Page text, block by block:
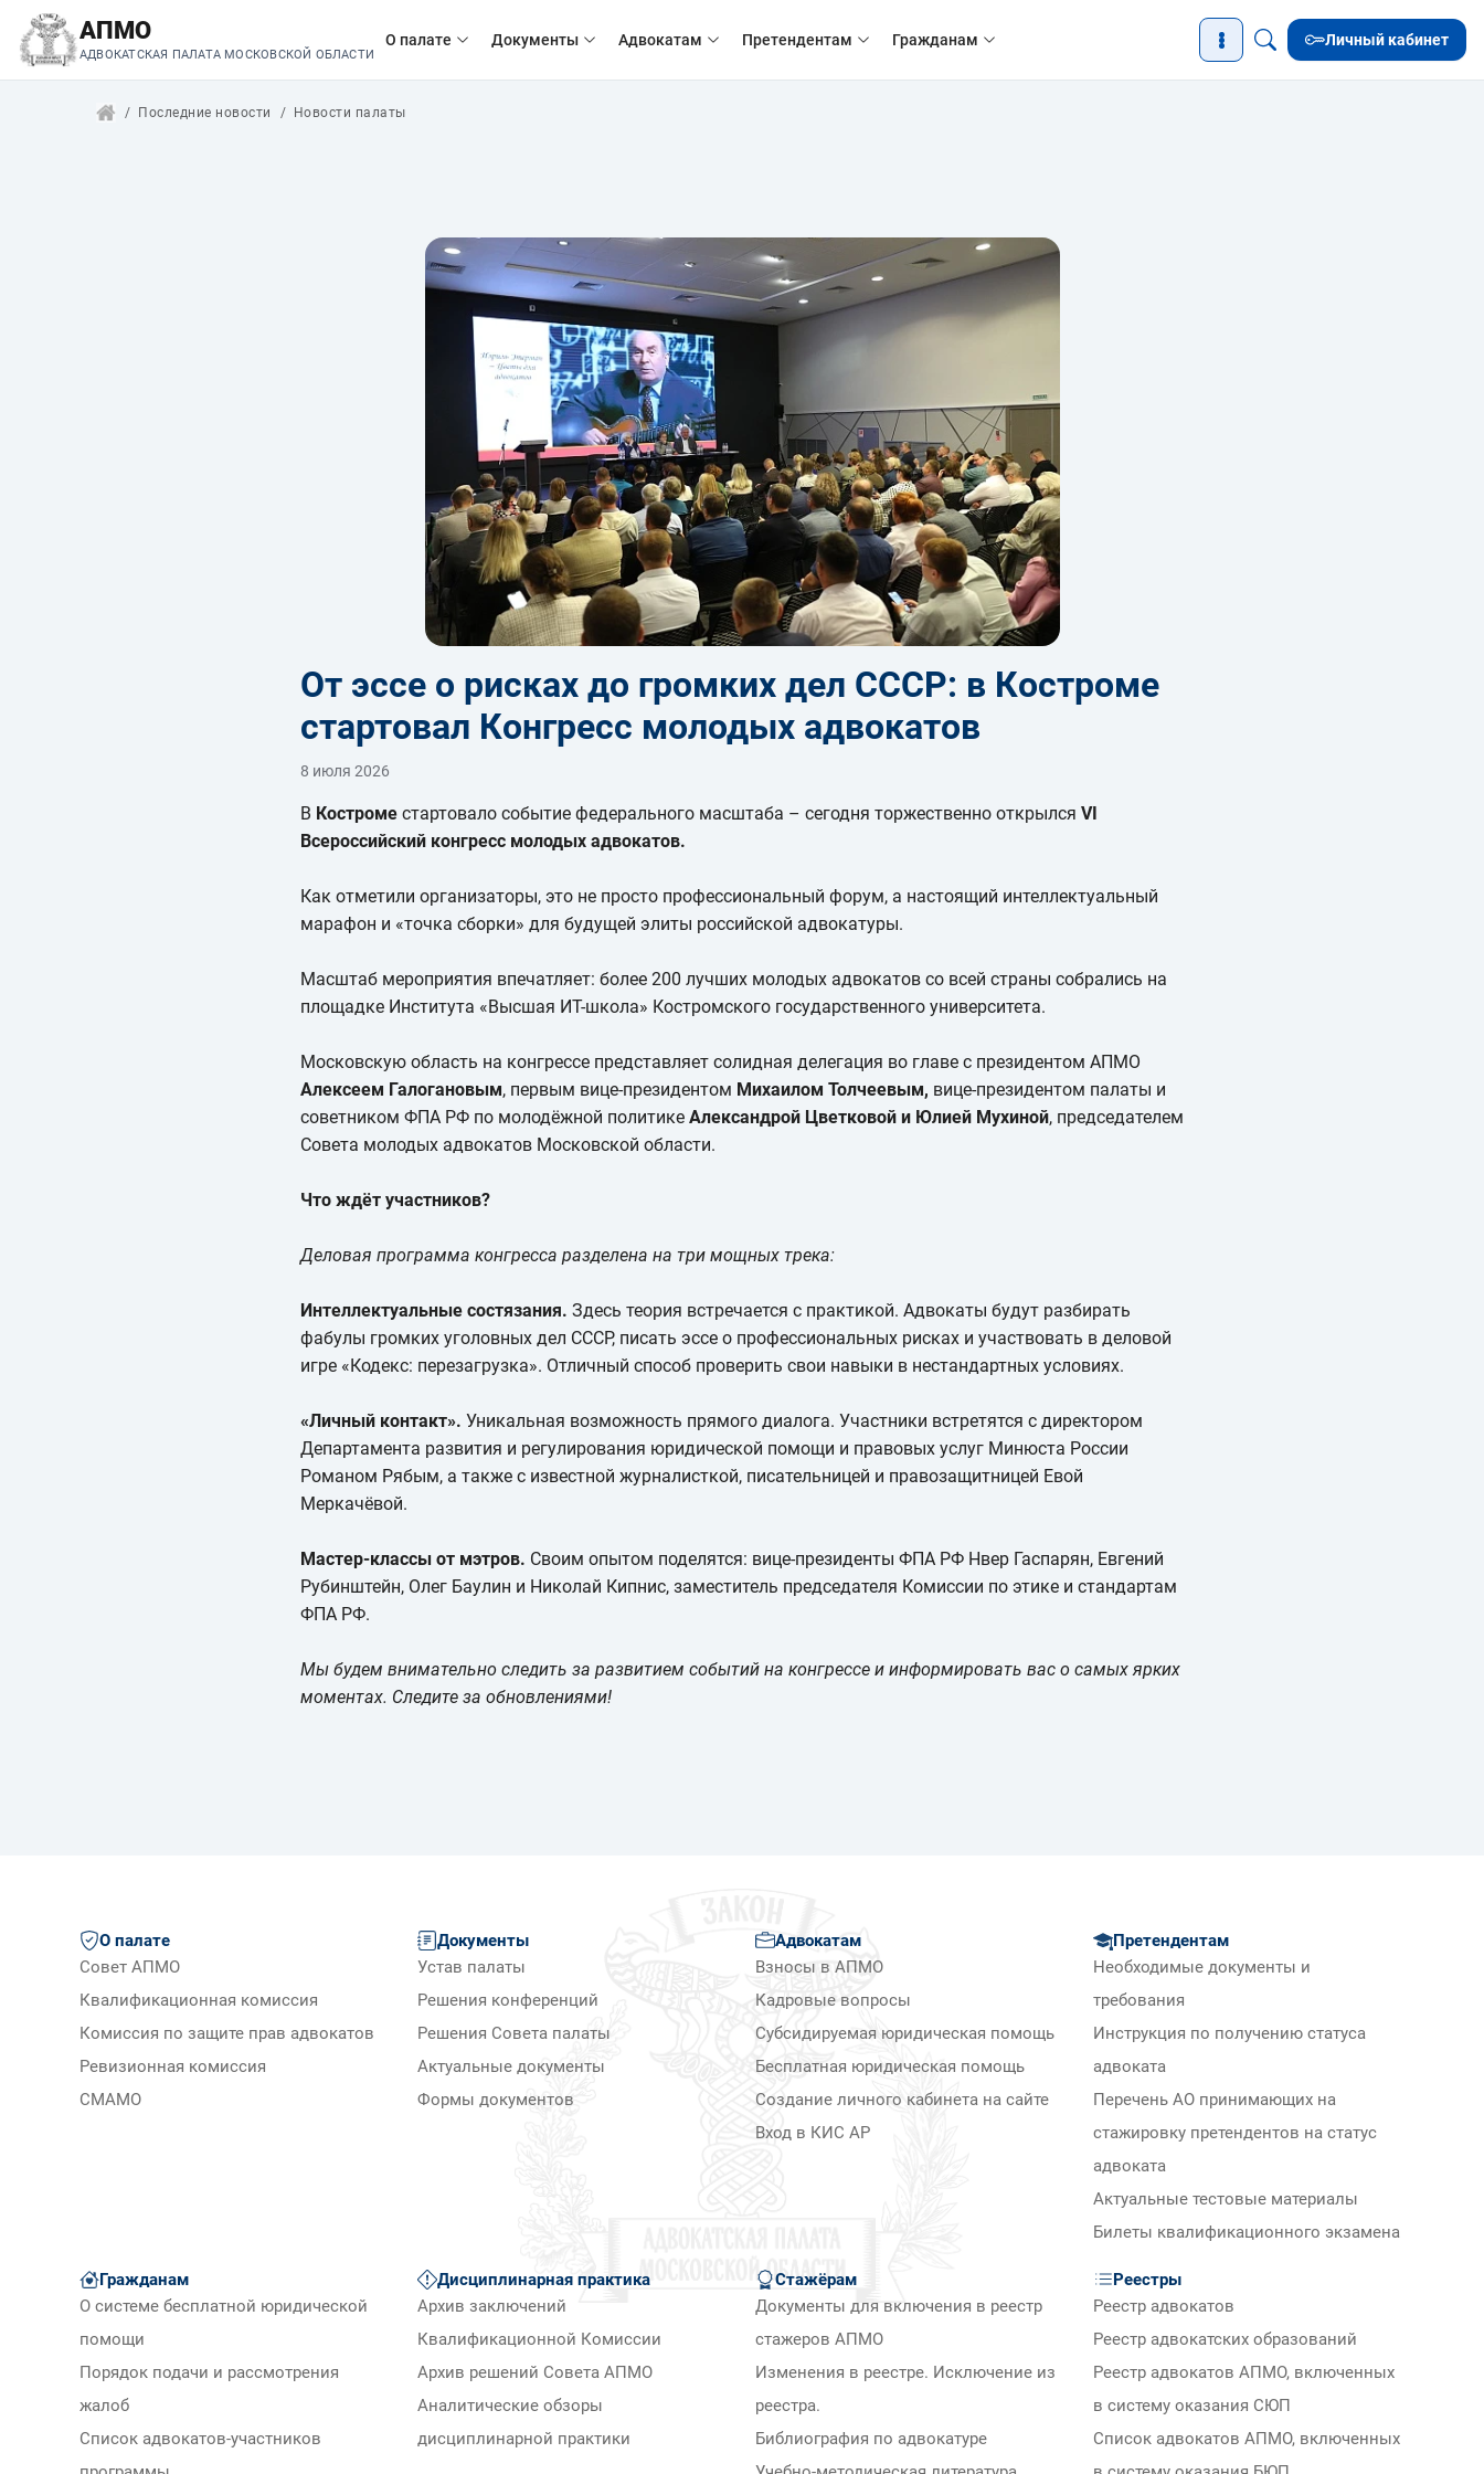
АПМО
АДВОКАТСКАЯ ПАЛАТА МОСКОВСКОЙ ОБЛАСТИ
О палате Документы Адвокатам Претендентам Гражданам Личный кабинет
Последние новости Новости палаты
От эссе о рисках до громких дел СССР: в Костроме
стартовал Конгресс молодых адвокатов
8 июля 2026
В Костроме стартовало событие федерального масштаба – сегодня торжественно открылся VI
Всероссийский конгресс молодых адвокатов.
Как отметили организаторы, это не просто профессиональный форум, а настоящий интеллектуальный
марафон и «точка сборки» для будущей элиты российской адвокатуры.
Масштаб мероприятия впечатляет: более 200 лучших молодых адвокатов со всей страны собрались на
площадке Института «Высшая ИТ-школа» Костромского государственного университета.
Московскую область на конгрессе представляет солидная делегация во главе с президентом АПМО
Алексеем Галогановым, первым вице-президентом Михаилом Толчеевым, вице-президентом палаты и
советником ФПА РФ по молодёжной политике Александрой Цветковой и Юлией Мухиной, председателем
Совета молодых адвокатов Московской области.
Что ждёт участников?
Деловая программа конгресса разделена на три мощных трека:
Интеллектуальные состязания. Здесь теория встречается с практикой. Адвокаты будут разбирать
фабулы громких уголовных дел СССР, писать эссе о профессиональных рисках и участвовать в деловой
игре «Кодекс: перезагрузка». Отличный способ проверить свои навыки в нестандартных условиях.
«Личный контакт». Уникальная возможность прямого диалога. Участники встретятся с директором
Департамента развития и регулирования юридической помощи и правовых услуг Минюста России
Романом Рябым, а также с известной журналисткой, писательницей и правозащитницей Евой
Меркачёвой.
Мастер-классы от мэтров. Своим опытом поделятся: вице-президенты ФПА РФ Нвер Гаспарян, Евгений
Рубинштейн, Олег Баулин и Николай Кипнис, заместитель председателя Комиссии по этике и стандартам
ФПА РФ.
Мы будем внимательно следить за развитием событий на конгрессе и информировать вас о самых ярких
моментах. Следите за обновлениями!
О палате
Совет АПМО
Квалификационная комиссия
Комиссия по защите прав адвокатов
Ревизионная комиссия
СМАМО
Документы
Устав палаты
Решения конференций
Решения Совета палаты
Актуальные документы
Формы документов
Адвокатам
Взносы в АПМО
Кадровые вопросы
Субсидируемая юридическая помощь
Бесплатная юридическая помощь
Создание личного кабинета на сайте
Вход в КИС АР
Претендентам
Необходимые документы и
требования
Инструкция по получению статуса
адвоката
Перечень АО принимающих на
стажировку претендентов на статус
адвоката
Актуальные тестовые материалы
Билеты квалификационного экзамена
Гражданам
О системе бесплатной юридической
помощи
Порядок подачи и рассмотрения
жалоб
Список адвокатов-участников
Дисциплинарная практика
Архив заключений
Квалификационной Комиссии
Архив решений Совета АПМО
Аналитические обзоры
дисциплинарной практики
Стажёрам
Документы для включения в реестр
стажеров АПМО
Изменения в реестре. Исключение из
реестра.
Библиография по адвокатуре
Реестры
Реестр адвокатов
Реестр адвокатских образований
Реестр адвокатов АПМО, включенных
в систему оказания СЮП
Список адвокатов АПМО, включенных